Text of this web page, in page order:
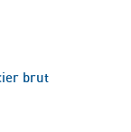
brut